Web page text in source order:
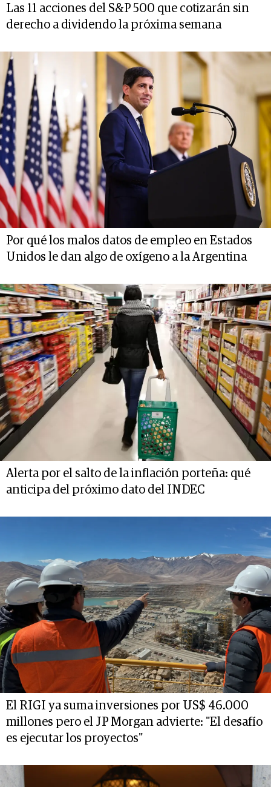
Las 11 acciones del S&P 500 que cotizarán sin
derecho a dividendo la próxima semana
Por qué los malos datos de empleo en Estados
Unidos le dan algo de oxígeno a la Argentina
Alerta por el salto de la inflación porteña: qué
anticipa del próximo dato del INDEC
El RIGI ya suma inversiones por US$ 46.000
millones pero el JP Morgan advierte: "El desafío
es ejecutar los proyectos"